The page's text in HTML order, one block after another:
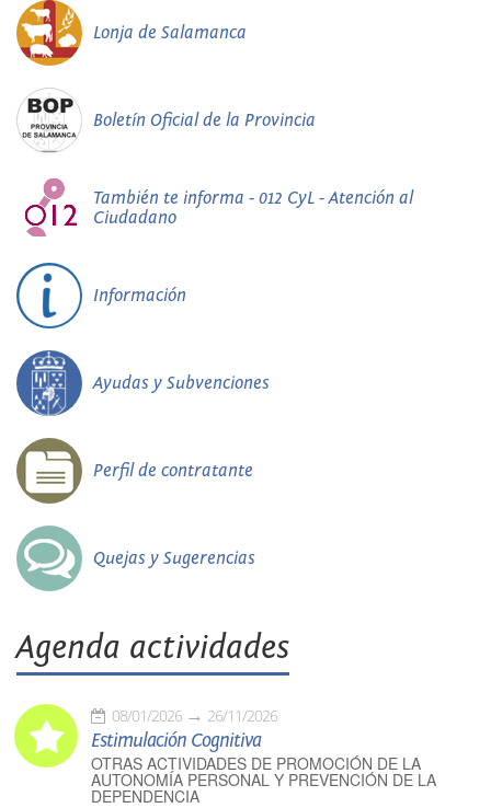
Lonja de Salamanca
Boletín Oficial de la Provincia
También te informa - 012 CyL - Atención al
Ciudadano
Información
Ayudas y Subvenciones
Perfil de contratante
Quejas y Sugerencias
Agenda actividades
08/01/2026 26/11/2026
Estimulación Cognitiva
OTRAS ACTIVIDADES DE PROMOCIÓN DE LA
AUTONOMÍA PERSONAL Y PREVENCIÓN DE LA
DEPENDENCIA